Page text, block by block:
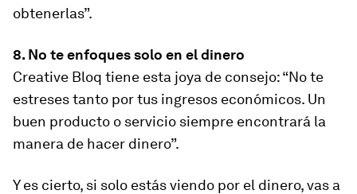
obtenerlas”.
8. No te enfoques solo en el dinero
Creative Bloq tiene esta joya de consejo: “No te
estreses tanto por tus ingresos económicos. Un
buen producto o servicio siempre encontrará la
manera de hacer dinero”.
Y es cierto, si solo estás viendo por el dinero, vas a